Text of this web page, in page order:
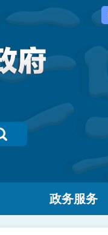
政务服务